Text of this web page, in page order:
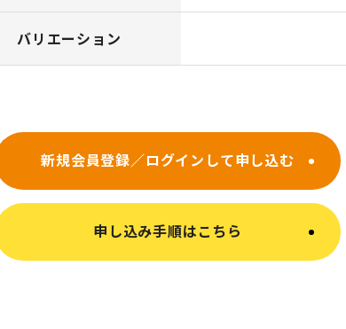
バリエーション
新規会員登録／ログインして申し込む
申し込み手順はこちら